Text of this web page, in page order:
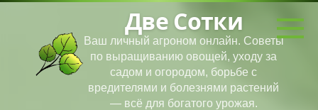
Перейти
Две Сотки
Ваш личный агроном онлайн. Советы
по выращиванию овощей, уходу за
садом и огородом, борьбе с
вредителями и болезнями растений
— всё для богатого урожая.